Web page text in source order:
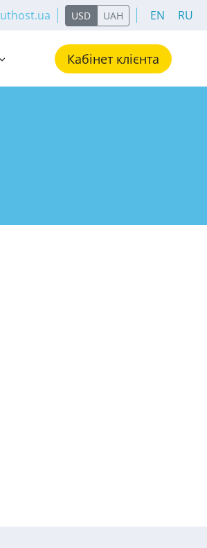
USD UAH EN RU
Кабінет клієнта